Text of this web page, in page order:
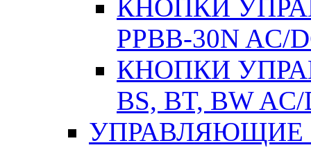
КНОПКИ
РPВВ-30N AC/
КНОПКИ
BS, BT, BW AC/
УПРАВЛЯЮЩИЕ